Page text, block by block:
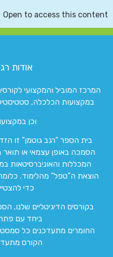
Open to access this content
אודות
במקצועות הכלכלה,
וכן
בית הספר “רגב גוטמן” זו
הסמכה באופן עצמאי או
המכללות והאוניברסיטאות
הוצאת ה”טפל” מהלימוד.
כדי
בקורסים הדיגיטליים שלנו,
ביחד עם
החומרים מתעדכנים כל
הקורס